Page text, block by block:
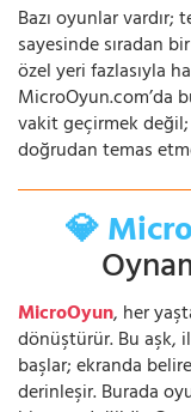
Bazı oyunlar vardır;
sayesinde sıradan
özel yeri fazlasıyla
MicroOyun.com’da
vakit geçirmek
doğrudan temas
💎
MicroOyun, her
dönüştürür. Bu aşk,
başlar; ekranda
derinleşir. Burada